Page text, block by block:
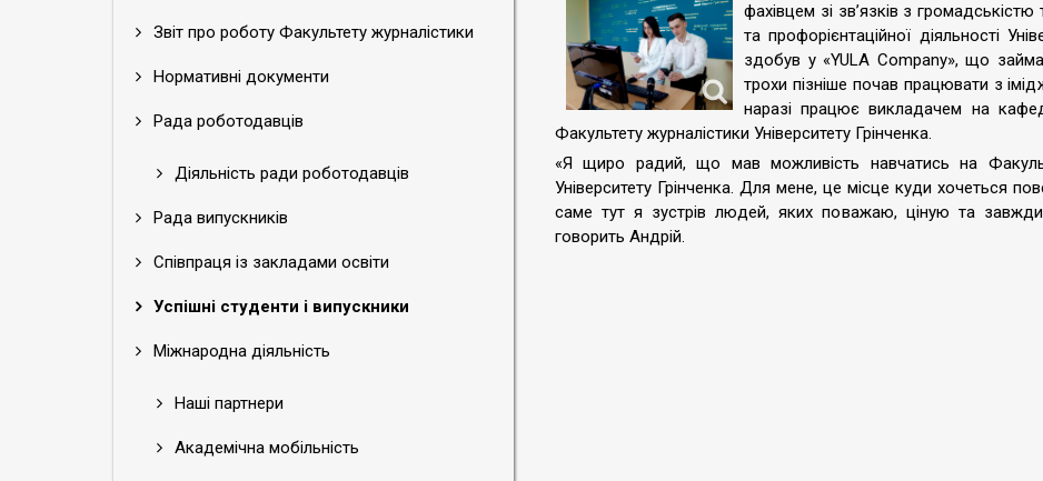
Звіт про роботу Факультету журналістики
Нормативні документи
Рада роботодавців
Діяльність ради роботодавців
Рада випускників
Співпраця із закладами освіти
Успішні студенти і випускники
Міжнародна діяльність
Наші партнери
Академічна мобільність
фахівцем зі зв’язків з
та профорієнтаційної діяльності
здобув у «YULA Company», що
трохи пізніше почав працювати з
наразі працює викладачем на
Факультету журналістики Університету Грінченка.
«Я щиро радий, що мав можливість навчатись на
Університету Грінченка. Для мене, це місце куди хочеться
саме тут я зустрів людей, яких поважаю, ціную та
говорить Андрій.